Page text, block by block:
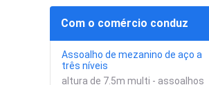
Com o comércio conduz
Assoalho de mezanino de aço a
três níveis
altura de 7.5m multi - assoalhos